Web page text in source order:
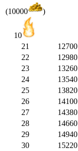
(10000 )
10
21 12700
22
12980
23
13260
24
13540
25
13820
26
14100
27
14380
28
14660
29
14940
30
15220